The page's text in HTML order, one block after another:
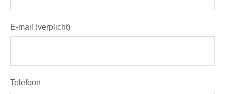
E-mail (verplicht)
Telefoon